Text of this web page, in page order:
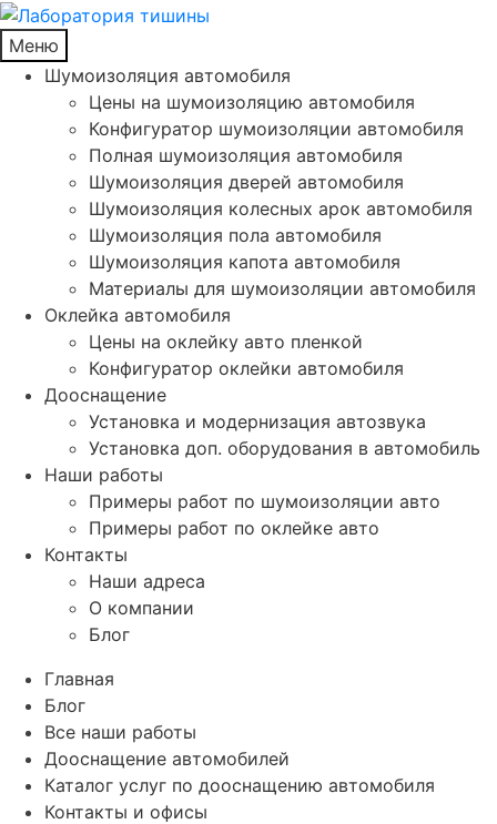
Меню
Шумоизоляция автомобиля
Цены на шумоизоляцию автомобиля
Конфигуратор шумоизоляции автомобиля
Полная шумоизоляция автомобиля
Шумоизоляция дверей автомобиля
Шумоизоляция колесных арок автомобиля
Шумоизоляция пола автомобиля
Шумоизоляция капота автомобиля
Материалы для шумоизоляции автомобиля
Оклейка автомобиля
Цены на оклейку авто пленкой
Конфигуратор оклейки автомобиля
Дооснащение
Установка и модернизация автозвука
Установка доп. оборудования в автомобиль
Наши работы
Примеры работ по шумоизоляции авто
Примеры работ по оклейке авто
Контакты
Наши адреса
О компании
Блог
Главная
Блог
Все наши работы
Дооснащение автомобилей
Каталог услуг по дооснащению автомобиля
Контакты и офисы